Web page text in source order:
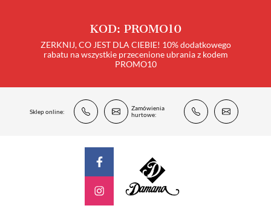
KOD: PROMO10
ZERKNIJ, CO JEST DLA CIEBIE! 10% dodatkowego
rabatu na wszystkie przecenione ubrania z kodem
PROMO10
Sklep online:
Zamówienia
hurtowe: